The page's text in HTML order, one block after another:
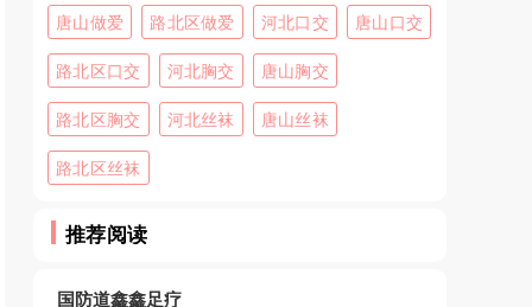
唐山做爱 路北区做爱 河北口交 唐山口交
路北区口交 河北胸交 唐山胸交
路北区胸交 河北丝袜 唐山丝袜
路北区丝袜
推荐阅读
国防道鑫鑫足疗